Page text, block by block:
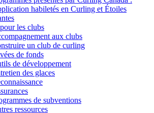
habiletés en Curling et Étoiles
les clubs
aux clubs
un club de curling
de fonds
de développement
des glaces
de subventions
ressources